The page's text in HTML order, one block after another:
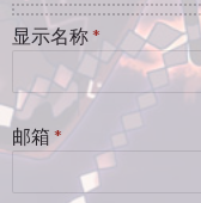
显示名称*
邮箱 *